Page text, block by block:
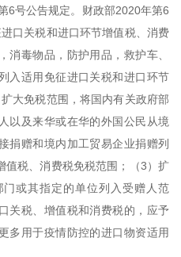
6号公告规定。财政部2020年第6
口关税和进口环节增值税、消费
消毒物品，防护用品，救护车、
入适用免征进口关税和进口环节
大免税范围，将国内有关政府部
以及来华或在华的外国公民从境
捐赠和境内加工贸易企业捐赠列
值税、消费税免税范围；（3）扩
或其指定的单位列入受赠人范
关税、增值税和消费税的，应予
多用于疫情防控的进口物资适用